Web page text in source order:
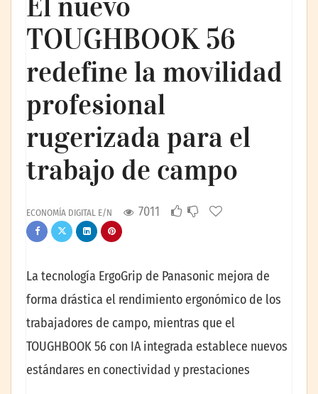
TOUGHBOOK 56
redefine la movilidad
profesional
rugerizada para el
trabajo de campo
ECONOMÍA DIGITAL E/N 7011
La tecnología ErgoGrip de Panasonic mejora de
forma drástica el rendimiento ergonómico de los
trabajadores de campo, mientras que el
TOUGHBOOK 56 con IA integrada establece nuevos
estándares en conectividad y prestaciones